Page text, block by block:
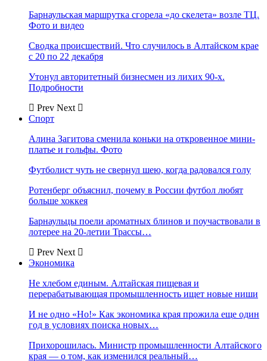
Барнаульская маршрутка сгорела «до скелета» возле ТЦ.
Фото и видео
Сводка происшествий. Что случилось в Алтайском крае
с 20 по 22 декабря
Утонул авторитетный бизнесмен из лихих 90-х.
Подробности
Prev Next
Спорт
Алина Загитова сменила коньки на откровенное мини-
платье и гольфы. Фото
Футболист чуть не свернул шею, когда радовался голу
Ротенберг объяснил, почему в России футбол любят
больше хоккея
Барнаульцы поели ароматных блинов и поучаствовали в
лотерее на 20-летии Трассы…
Prev Next
Экономика
Не хлебом единым. Алтайская пищевая и
перерабатывающая промышленность ищет новые ниши
И не одно «Но!» Как экономика края прожила еще один
год в условиях поиска новых…
Прихорошилась. Министр промышленности Алтайского
края — о том, как изменился реальный…